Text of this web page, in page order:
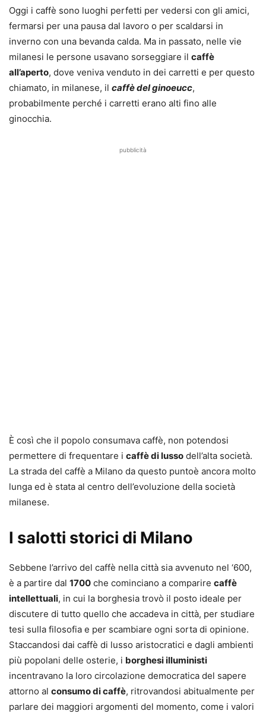
Oggi i caffè sono luoghi perfetti per vedersi con gli amici,
fermarsi per una pausa dal lavoro o per scaldarsi in
inverno con una bevanda calda. Ma in passato, nelle vie
milanesi le persone usavano sorseggiare il caffè
all’aperto, dove veniva venduto in dei carretti e per questo
chiamato, in milanese, il caffè del ginoeucc,
probabilmente perché i carretti erano alti fino alle
ginocchia.
pubblicità
È così che il popolo consumava caffè, non potendosi
permettere di frequentare i caffè di lusso dell’alta società.
La strada del caffè a Milano da questo puntoè ancora molto
lunga ed è stata al centro dell’evoluzione della società
milanese.
I salotti storici di Milano
Sebbene l’arrivo del caffè nella città sia avvenuto nel ‘600,
è a partire dal 1700 che cominciano a comparire caffè
intellettuali, in cui la borghesia trovò il posto ideale per
discutere di tutto quello che accadeva in città, per studiare
tesi sulla filosofia e per scambiare ogni sorta di opinione.
Staccandosi dai caffè di lusso aristocratici e dagli ambienti
più popolani delle osterie, i borghesi illuministi
incentravano la loro circolazione democratica del sapere
attorno al consumo di caffè, ritrovandosi abitualmente per
parlare dei maggiori argomenti del momento, come i valori